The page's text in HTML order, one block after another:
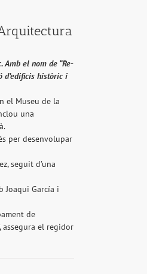
el nom de “Re-
d’edificis històric i
el Museu de la
una
per desenvolupar
seguit d’una
Joaqui García i
de
assegura el regidor